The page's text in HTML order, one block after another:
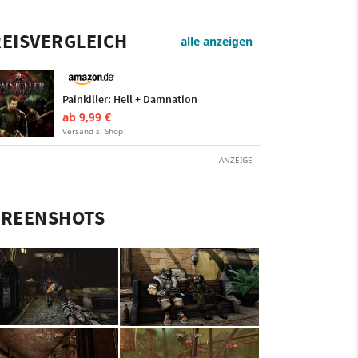
alle anzeigen
Painkiller: Hell + Damnation
ab 9,99 €
Versand s. Shop
ANZEIGE